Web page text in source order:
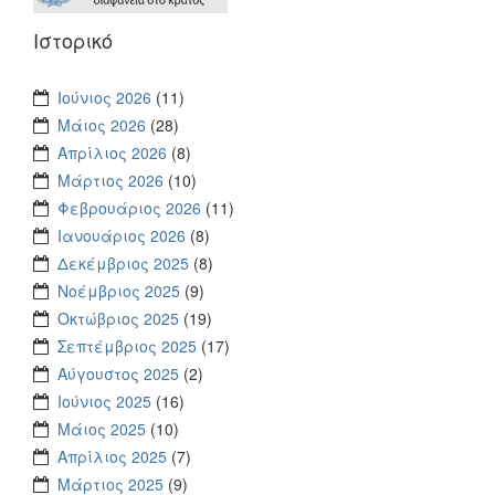
Ιστορικό
Ιούνιος 2026 (11)
Μάιος 2026 (28)
Απρίλιος 2026 (8)
Μάρτιος 2026 (10)
Φεβρουάριος 2026 (11)
Ιανουάριος 2026 (8)
Δεκέμβριος 2025 (8)
Νοέμβριος 2025 (9)
Οκτώβριος 2025 (19)
Σεπτέμβριος 2025 (17)
Αύγουστος 2025 (2)
Ιούνιος 2025 (16)
Μάιος 2025 (10)
Απρίλιος 2025 (7)
Μάρτιος 2025 (9)